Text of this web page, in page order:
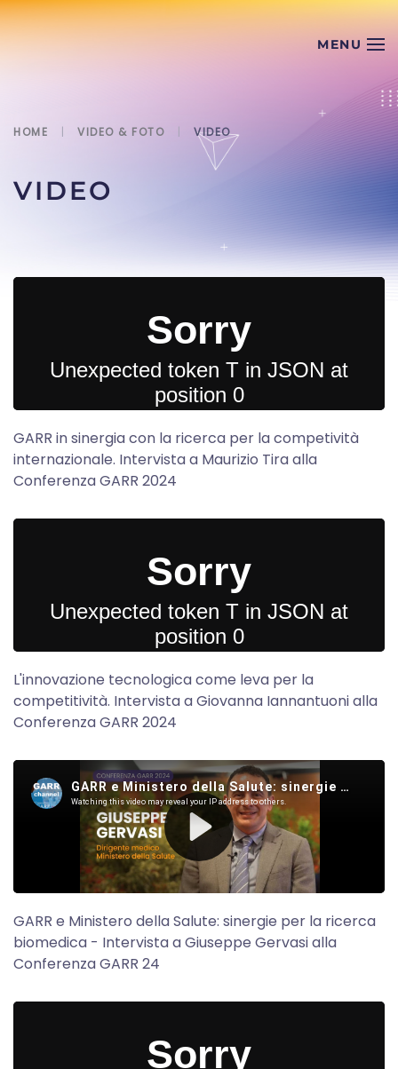
HOME VIDEO & FOTO VIDEO
VIDEO
GARR in sinergia con la ricerca per la competività
internazionale. Intervista a Maurizio Tira alla
Conferenza GARR 2024
L'innovazione tecnologica come leva per la
competitività. Intervista a Giovanna Iannantuoni alla
Conferenza GARR 2024
GARR e Ministero della Salute: sinergie per la ricerca
biomedica - Intervista a Giuseppe Gervasi alla
Conferenza GARR 24